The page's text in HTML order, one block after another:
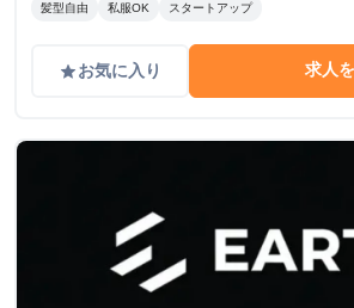
髪型自由 私服OK スタートアップ
gradeお気に入り 求人